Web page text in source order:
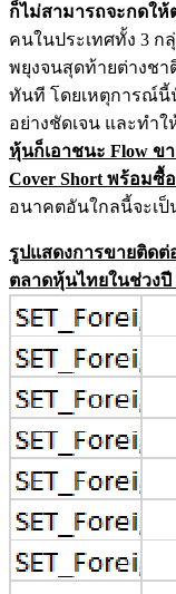
ก็ไม่สามารถจะกดให้
คนในประเทศทั้ง 3 ก
พยุงจนสุดท้ายต่างช
ทันที โดยเหตุการณ์นี้
อย่างชัดเจน และทำใ
หุ้นก็เอาชนะ Flow ข
Cover Short พร้อมซื้
อนาคตอันใกลนี้จะเ
รูปแสดงการขายติดต่
ตลาดหุ้นไทยในช่วงปี